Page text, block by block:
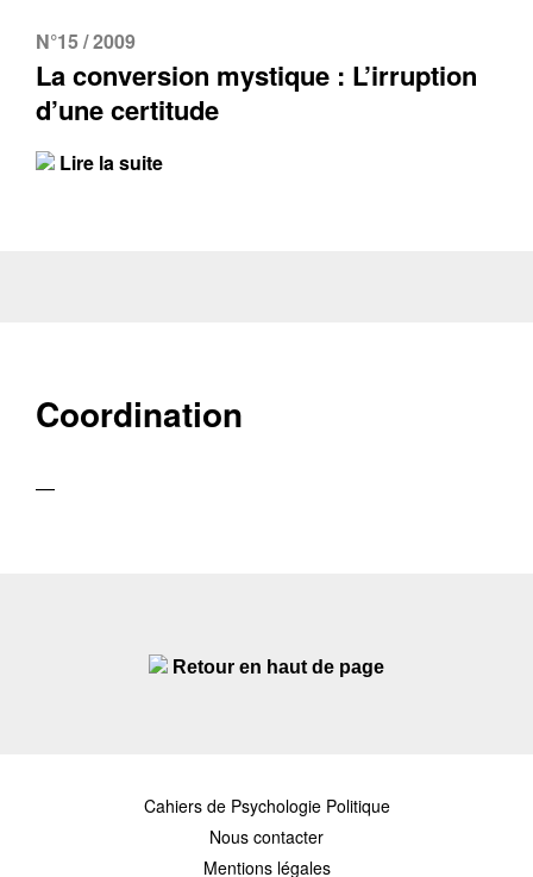
N°15 / 2009
La conversion mystique : L’irruption
d’une certitude
Lire la suite
Coordination
—
Retour en haut de page
Cahiers de Psychologie Politique
Nous contacter
Mentions légales